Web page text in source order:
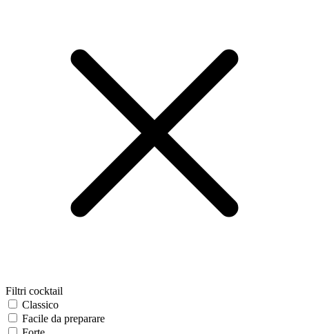
Filtri cocktail
Classico
Facile da preparare